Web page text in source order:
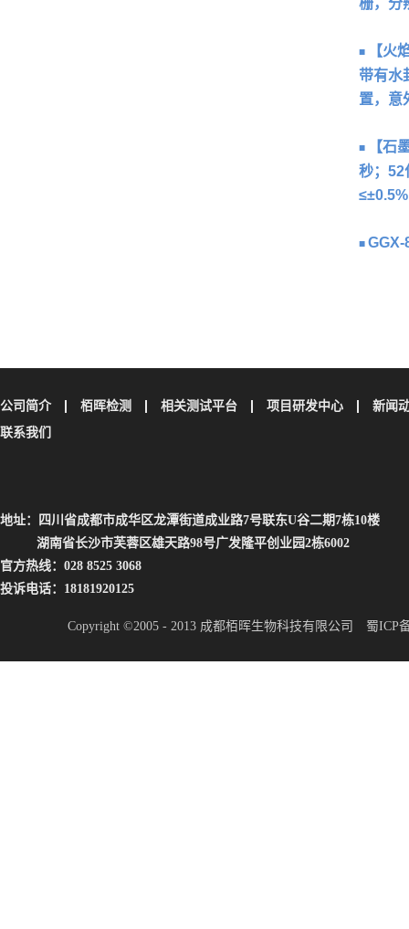
栅，分
■
【火
带有水
置，意
■
【石
秒；52
≤±0.5%
■ GGX-
公司简介 栢晖检测 相关测试平台 项目研发中心
新闻
联系我们
地址：四川省成都市成华区龙潭街道成业路7号联东U谷二期7栋10楼
湖南省长沙市芙蓉区雄天路98号广发隆平创业园2栋6002
官方热线：028 8525 3068
投诉电话：18181920125
Copyright ©2005 - 2013 成都栢晖生物科技有限公司 蜀ICP